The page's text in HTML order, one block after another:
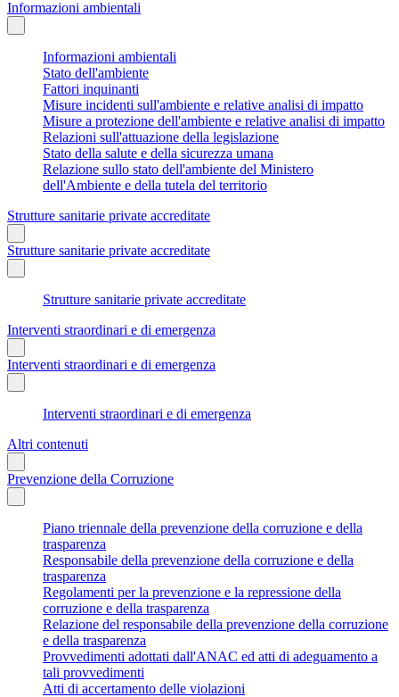
Informazioni ambientali
Informazioni ambientali
Stato dell'ambiente
Fattori inquinanti
Misure incidenti sull'ambiente e relative analisi di impatto
Misure a protezione dell'ambiente e relative analisi di impatto
Relazioni sull'attuazione della legislazione
Stato della salute e della sicurezza umana
Relazione sullo stato dell'ambiente del Ministero
dell'Ambiente e della tutela del territorio
Strutture sanitarie private accreditate
Strutture sanitarie private accreditate
Strutture sanitarie private accreditate
Interventi straordinari e di emergenza
Interventi straordinari e di emergenza
Interventi straordinari e di emergenza
Altri contenuti
Prevenzione della Corruzione
Piano triennale della prevenzione della corruzione e della
trasparenza
Responsabile della prevenzione della corruzione e della
trasparenza
Regolamenti per la prevenzione e la repressione della
corruzione e della trasparenza
Relazione del responsabile della prevenzione della corruzione
e della trasparenza
Provvedimenti adottati dall'ANAC ed atti di adeguamento a
tali provvedimenti
Atti di accertamento delle violazioni